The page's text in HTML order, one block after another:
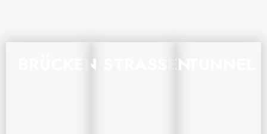
BRÜCKEN STRASSEN